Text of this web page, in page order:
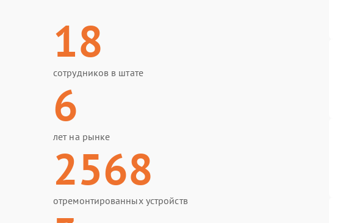
18
сотрудников в штате
6
лет на рынке
2568
отремонтированных устройств